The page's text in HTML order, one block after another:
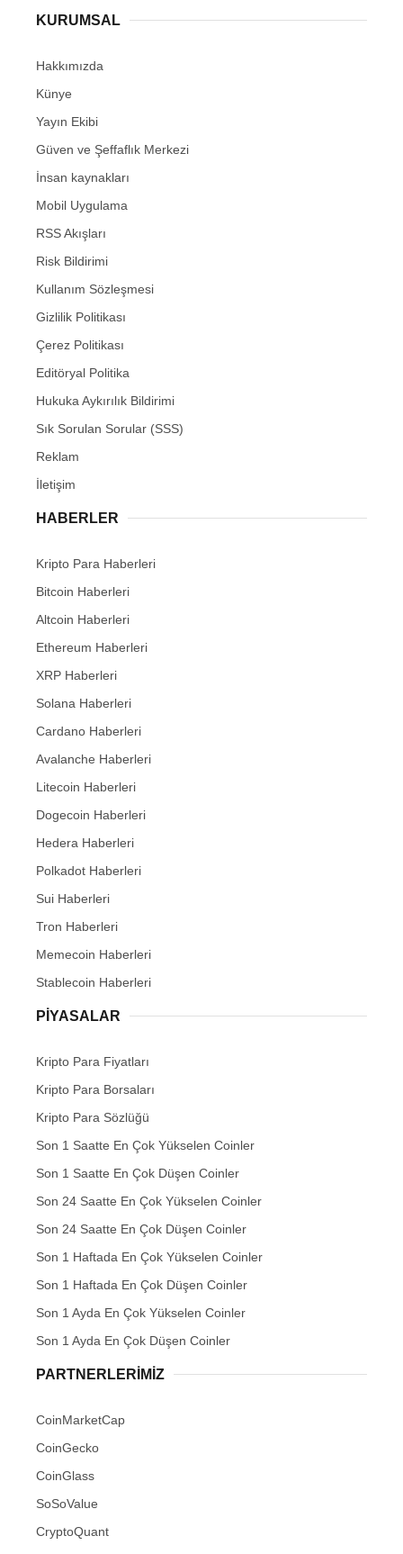
KURUMSAL
Hakkımızda
Künye
Yayın Ekibi
Güven ve Şeffaflık Merkezi
İnsan kaynakları
Mobil Uygulama
RSS Akışları
Risk Bildirimi
Kullanım Sözleşmesi
Gizlilik Politikası
Çerez Politikası
Editöryal Politika
Hukuka Aykırılık Bildirimi
Sık Sorulan Sorular (SSS)
Reklam
İletişim
HABERLER
Kripto Para Haberleri
Bitcoin Haberleri
Altcoin Haberleri
Ethereum Haberleri
XRP Haberleri
Solana Haberleri
Cardano Haberleri
Avalanche Haberleri
Litecoin Haberleri
Dogecoin Haberleri
Hedera Haberleri
Polkadot Haberleri
Sui Haberleri
Tron Haberleri
Memecoin Haberleri
Stablecoin Haberleri
PIYASALAR
Kripto Para Fiyatları
Kripto Para Borsaları
Kripto Para Sözlüğü
Son 1 Saatte En Çok Yükselen Coinler
Son 1 Saatte En Çok Düşen Coinler
Son 24 Saatte En Çok Yükselen Coinler
Son 24 Saatte En Çok Düşen Coinler
Son 1 Haftada En Çok Yükselen Coinler
Son 1 Haftada En Çok Düşen Coinler
Son 1 Ayda En Çok Yükselen Coinler
Son 1 Ayda En Çok Düşen Coinler
PARTNERLERIMIZ
CoinMarketCap
CoinGecko
CoinGlass
SoSoValue
CryptoQuant